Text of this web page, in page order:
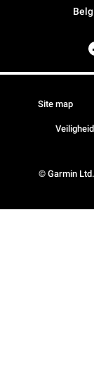
© Garmin
Site map
Veiligheid